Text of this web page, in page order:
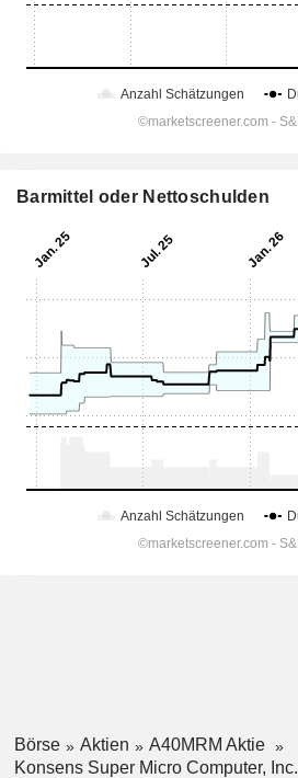
Barmittel oder Nettoschulden
Börse Aktien
A40MRM Aktie
Konsens Super Micro Computer, Inc.